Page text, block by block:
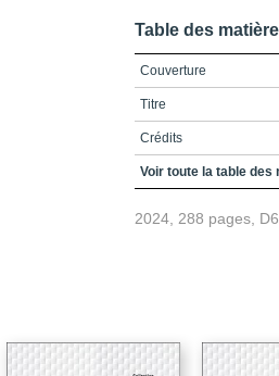
Table des
Couverture
Titre
Crédits
Préface ￼
Références
Voir toute la table des
2024, 288 pages,